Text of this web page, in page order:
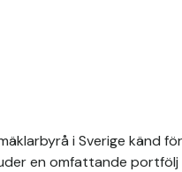
i Sverige känd
en omfattande portfölj